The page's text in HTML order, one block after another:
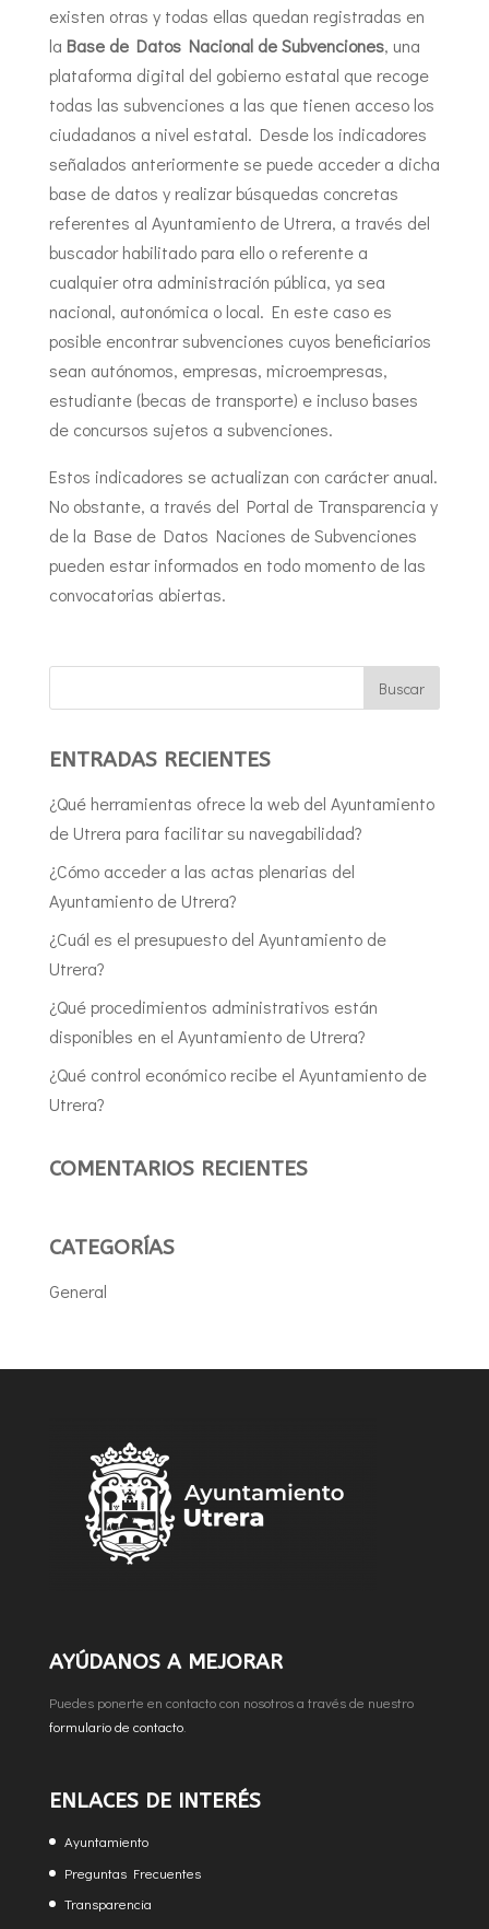
existen otras y todas ellas quedan registradas en
la Base de Datos Nacional de Subvenciones, una
plataforma digital del gobierno estatal que recoge
todas las subvenciones a las que tienen acceso los
ciudadanos a nivel estatal. Desde los indicadores
señalados anteriormente se puede acceder a dicha
base de datos y realizar búsquedas concretas
referentes al Ayuntamiento de Utrera, a través del
buscador habilitado para ello o referente a
cualquier otra administración pública, ya sea
nacional, autonómica o local. En este caso es
posible encontrar subvenciones cuyos beneficiarios
sean autónomos, empresas, microempresas,
estudiante (becas de transporte) e incluso bases
de concursos sujetos a subvenciones.
Estos indicadores se actualizan con carácter anual.
No obstante, a través del Portal de Transparencia y
de la Base de Datos Naciones de Subvenciones
pueden estar informados en todo momento de las
convocatorias abiertas.
ENTRADAS RECIENTES
¿Qué herramientas ofrece la web del Ayuntamiento
de Utrera para facilitar su navegabilidad?
¿Cómo acceder a las actas plenarias del
Ayuntamiento de Utrera?
¿Cuál es el presupuesto del Ayuntamiento de
Utrera?
¿Qué procedimientos administrativos están
disponibles en el Ayuntamiento de Utrera?
¿Qué control económico recibe el Ayuntamiento de
Utrera?
COMENTARIOS RECIENTES
CATEGORÍAS
General
AYÚDANOS A MEJORAR
Puedes ponerte en contacto con nosotros a través de nuestro
formulario de contacto.
ENLACES DE INTERÉS
Ayuntamiento
Preguntas Frecuentes
Transparencia